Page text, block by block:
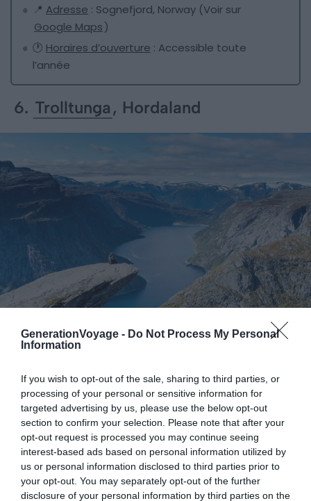
GenerationVoyage - Do Not Process My Personal
Information
If you wish to opt-out of the sale, sharing to third parties, or
processing of your personal or sensitive information for
targeted advertising by us, please use the below opt-out
section to confirm your selection. Please note that after your
opt-out request is processed you may continue seeing
interest-based ads based on personal information utilized by
us or personal information disclosed to third parties prior to
your opt-out. You may separately opt-out of the further
disclosure of your personal information by third parties on the
📍 Adresse : Sognefjord, Norway (Voir sur
Google Maps)
🕐 Horaires d’ouverture : Accessible toute
l’année
6. Trolltunga , Hordaland
Pourquoi nous l’avons sélectionné :Son promontoire
rocheux suspendu à 700 mètres d’altitude offre l’un des
panoramas les plus spectaculaires de Norvège.
Pour en savoir plus :Trolltunga se trouve près de la ville
d’Odda, au cœur du comté de Hordaland. Son nom
signifie « la langue du troll » et s’explique par la forme